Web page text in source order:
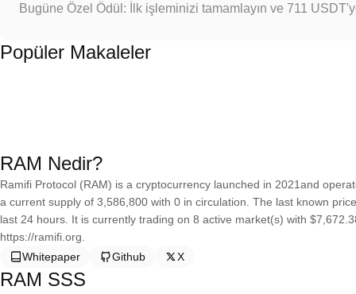
Bugüne Özel Ödül: İlk işleminizi tamamlayın ve 711
Popüler Makaleler
RAM Nedir?
Ramifi Protocol (RAM) is a cryptocurrency launched in 2021and
a current supply of 3,586,800 with 0 in circulation. The last known
last 24 hours. It is currently trading on 8 active market(s) with
https://ramifi.org.
Whitepaper
Github X
RAM SSS